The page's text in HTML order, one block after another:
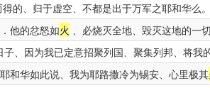
的、归于虚空、不都是出于万军之耶和华么。
他的忿怒如火 、必烧灭全地、毁灭这地的一
、因为我已定意招聚列国、聚集列邦、将
和华如此说、我为耶路撒冷为锡安、心里极其